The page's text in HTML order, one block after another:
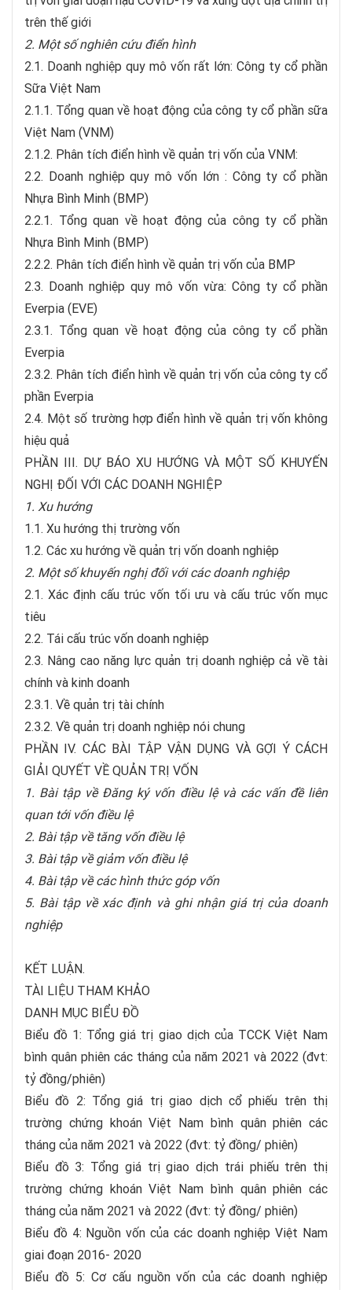
trên thế giới
2. Một số nghiên cứu điển hình
2.1. Doanh nghiệp quy mô vốn rất lớn: Công ty cổ phần
Sữa Việt Nam
2.1.1. Tổng quan về hoạt động của công ty cổ phần sữa
Việt Nam (VNM)
2.1.2. Phân tích điển hình về quản trị vốn của VNM:
2.2. Doanh nghiệp quy mô vốn lớn : Công ty cổ phần
Nhựa Bình Minh (BMP)
2.2.1. Tổng quan về hoạt động của công ty cổ phần
Nhựa Bình Minh (BMP)
2.2.2. Phân tích điển hình về quản trị vốn của BMP
2.3. Doanh nghiệp quy mô vốn vừa: Công ty cổ phần
Everpia (EVE)
2.3.1. Tổng quan về hoạt động của công ty cổ phần
Everpia
2.3.2. Phân tích điển hình về quản trị vốn của công ty cổ
phần Everpia
2.4. Một số trường hợp điển hình về quản trị vốn không
hiệu quả
PHẦN III. DỰ BÁO XU HƯỚNG VÀ MỘT SỐ KHUYẾN
NGHỊ ĐỐI VỚI CÁC DOANH NGHIỆP
1. Xu hướng
1.1. Xu hướng thị trường vốn
1.2. Các xu hướng về quản trị vốn doanh nghiệp
2. Một số khuyến nghị đối với các doanh nghiệp
2.1. Xác định cấu trúc vốn tối ưu và cấu trúc vốn mục
tiêu
2.2. Tái cấu trúc vốn doanh nghiệp
2.3. Nâng cao năng lực quản trị doanh nghiệp cả về tài
chính và kinh doanh
2.3.1. Về quản trị tài chính
2.3.2. Về quản trị doanh nghiệp nói chung
PHẦN IV. CÁC BÀI TẬP VẬN DỤNG VÀ GỢI Ý CÁCH
GIẢI QUYẾT VỀ QUẢN TRỊ VỐN
1. Bài tập về Đăng ký vốn điều lệ và các vấn đề liên
quan tới vốn điều lệ
2. Bài tập về tăng vốn điều lệ
3. Bài tập về giảm vốn điều lệ
4. Bài tập về các hình thức góp vốn
5. Bài tập về xác định và ghi nhận giá trị của doanh
nghiệp
KẾT LUẬN.
TÀI LIỆU THAM KHẢO
DANH MỤC BIỂU ĐỒ
Biểu đồ 1: Tổng giá trị giao dịch của TCCK Việt Nam
bình quân phiên các tháng của năm 2021 và 2022 (đvt:
tỷ đồng/phiên)
Biểu đồ 2: Tổng giá trị giao dịch cổ phiếu trên thị
trường chứng khoán Việt Nam bình quân phiên các
tháng của năm 2021 và 2022 (đvt: tỷ đồng/ phiên)
Biểu đồ 3: Tổng giá trị giao dịch trái phiếu trên thị
trường chứng khoán Việt Nam bình quân phiên các
tháng của năm 2021 và 2022 (đvt: tỷ đồng/ phiên)
Biểu đồ 4: Nguồn vốn của các doanh nghiệp Việt Nam
giai đoạn 2016- 2020
Biểu đồ 5: Cơ cấu nguồn vốn của các doanh nghiệp